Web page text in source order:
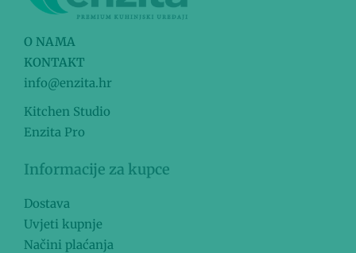
O NAMA
KONTAKT
info@enzita.hr
Kitchen Studio
Enzita Pro
Informacije za kupce
Dostava
Uvjeti kupnje
Načini plaćanja